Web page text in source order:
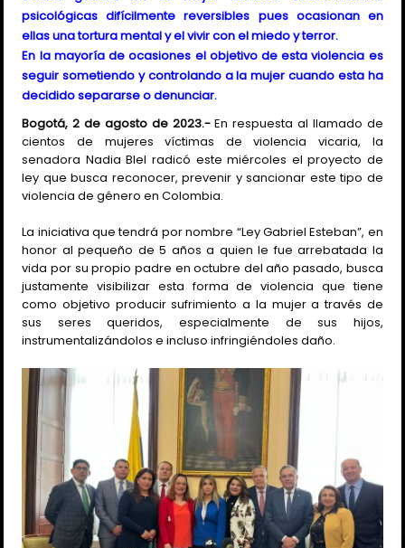
psicológicas difícilmente reversibles pues ocasionan en
ellas una tortura mental y el vivir con el miedo y terror.
En la mayoría de ocasiones el objetivo de esta violencia es
seguir sometiendo y controlando a la mujer cuando esta ha
decidido separarse o denunciar.
Bogotá, 2 de agosto de 2023.-En respuesta al llamado de
cientos de mujeres víctimas de violencia vicaria, la
senadora Nadia Blel radicó este miércoles el proyecto de
ley que busca reconocer, prevenir y sancionar este tipo de
violencia de género en Colombia.
La iniciativa que tendrá por nombre “Ley Gabriel Esteban”, en
honor al pequeño de 5 años a quien le fue arrebatada la
vida por su propio padre en octubre del año pasado, busca
justamente visibilizar esta forma de violencia que tiene
como objetivo producir sufrimiento a la mujer a través de
sus seres queridos, especialmente de sus hijos,
instrumentalizándolos e incluso infringiéndoles daño.